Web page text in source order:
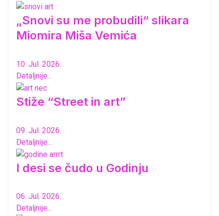
„Snovi su me probudili“ slikara
Miomira Miša Vemića
10. Jul. 2026.
Detaljnije...
Stiže “Street in art”
09. Jul. 2026.
Detaljnije...
I desi se čudo u Godinju
06. Jul. 2026.
Detaljnije...